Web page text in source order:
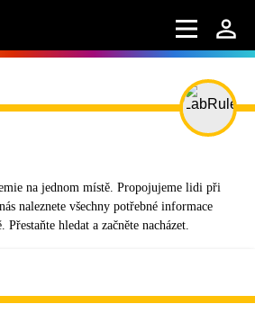
na jednom místě. Propojujeme lidi při
naleznete všechny potřebné informace
Přestaňte hledat a začněte nacházet.